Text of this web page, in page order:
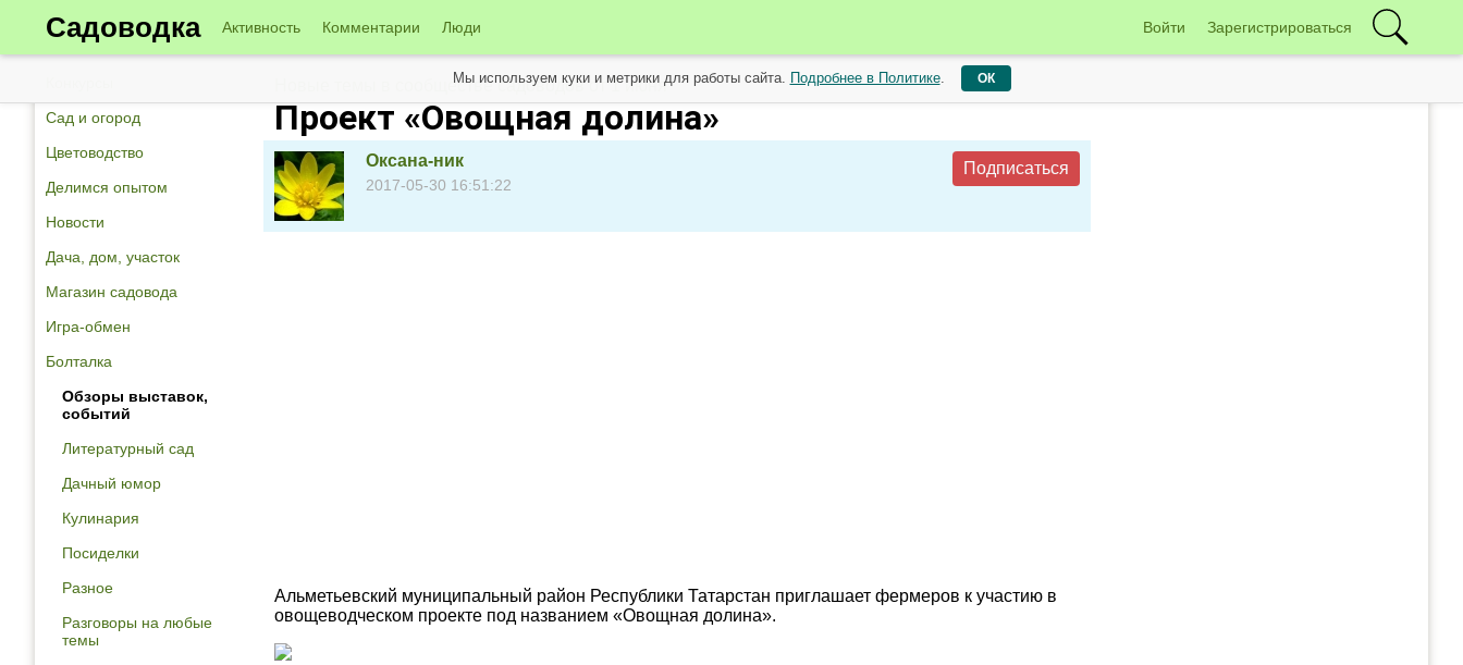
Садоводка Активность Комментарии Люди Войти Зарегистрироваться
Сад и огород
Цветоводство
Делимся опытом
Новости
Дача, дом, участок
Магазин садовода
Игра-обмен
Болталка
Обзоры выставок,
событий
Литературный сад
Дачный юмор
Кулинария
Посиделки
Разное
Разговоры на любые
темы
Новые темы в сообществе садоводов от 1 июня
Проект «Овощная долина»
Оксана-ник
2017-05-30 16:51:22
Подписаться
Альметьевский муниципальный район Республики Татарстан приглашает фермеров к участию в
овощеводческом проекте под названием «Овощная долина».
Мы используем куки и метрики для работы сайта. Подробнее в Политике. ОК